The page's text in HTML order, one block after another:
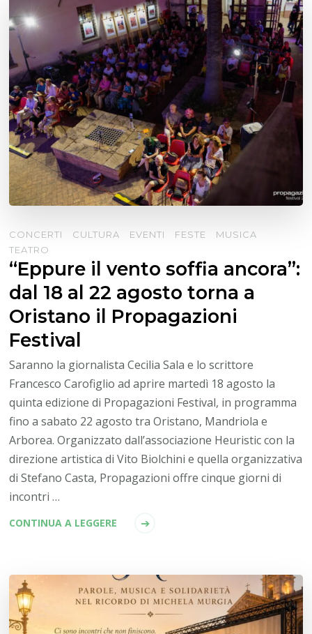
CONCERTI CULTURA EVENTI FESTE
MUSICA
TEATRO
“Eppure il vento soffia ancora”:
dal 18 al 22 agosto torna a
Oristano il Propagazioni
Festival
Saranno la giornalista Cecilia Sala e lo scrittore
Francesco Carofiglio ad aprire martedì 18 agosto la
quinta edizione di Propagazioni Festival, in programma
fino a sabato 22 agosto tra Oristano, Mandriola e
Arborea. Organizzato dall’associazione Heuristic con la
direzione artistica di Vito Biolchini e quella organizzativa
di Stefano Casta, Propagazioni offre cinque giorni di
incontri …
CONTINUA A LEGGERE